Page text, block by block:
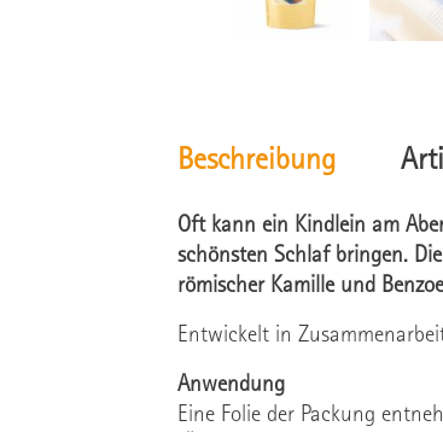
Beschreibung
Oft kann ein Kindlein am
schönsten Schlaf bringen.
römischer Kamille und
Entwickelt in
Anwendung
Eine Folie der Packung